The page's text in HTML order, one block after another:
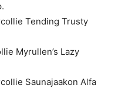
Tending Trusty
Myrullen’s Lazy
Saunajaakon Alfa